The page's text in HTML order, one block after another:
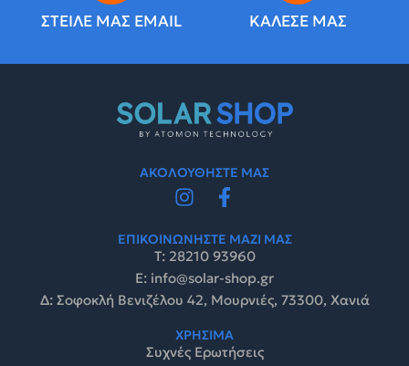
ΣΤΕΙΛΕ ΜΑΣ EMAIL ΚΑΛΕΣΕ ΜΑΣ
ΑΚΟΛΟΥΘΗΣΤΕ ΜΑΣ
ΕΠΙΚΟΙΝΩΝΗΣΤΕ ΜΑΖΙ ΜΑΣ
Τ: 28210 93960
E: info@solar-shop.gr
Δ: Σοφοκλή Βενιζέλου 42, Μουρνιές, 73300, Χανιά
ΧΡΗΣΙΜΑ
Συχνές Ερωτήσεις